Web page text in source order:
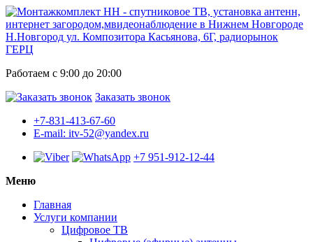
Н.Новгород ул. Композитора Касьянова, 6Г, радиорынок
ГЕРЦ
Работаем с 9:00 до 20:00
Заказать звонок
+7-831-413-67-60
E-mail: itv-52@yandex.ru
+7 951-912-12-44
Меню
Главная
Услуги компании
Цифровое ТВ